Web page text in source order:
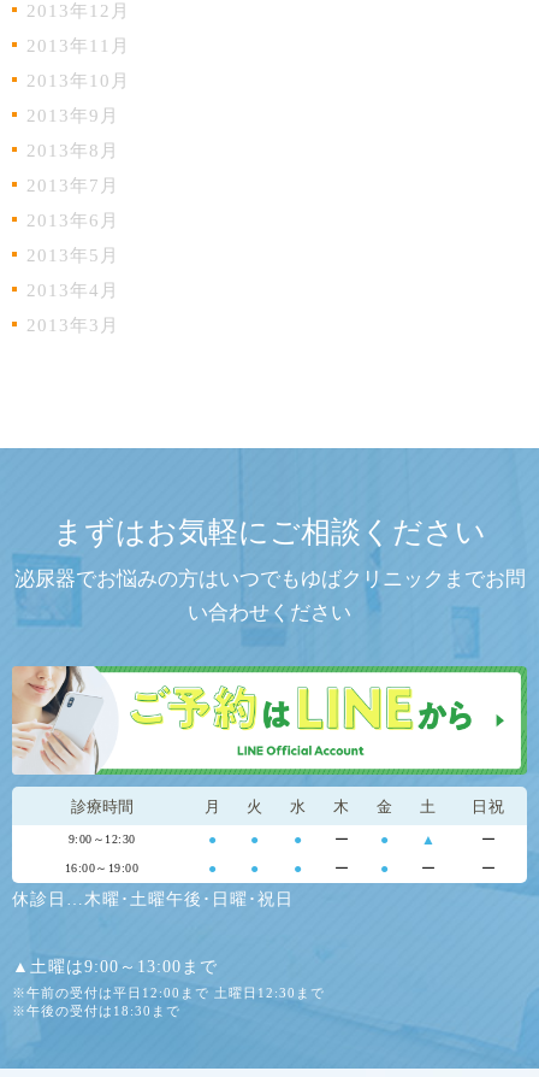
2013年12月
2013年11月
2013年10月
2013年9月
2013年8月
2013年7月
2013年6月
2013年5月
2013年4月
2013年3月
まずはお気軽にご相談ください
泌尿器でお悩みの方はいつでもゆばクリニックまでお問
い合わせください
診療時間 月 火 水 木 金 土 日祝
9:00～12:30 ● ● ● ー ● ▲ ー
16:00～19:00 ● ● ● ー ● ー ー
休診日…木曜･土曜午後･日曜･祝日
▲土曜は9:00～13:00まで
※午前の受付は平日12:00まで 土曜日12:30まで
※午後の受付は18:30まで